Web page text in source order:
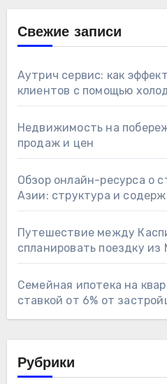
Свежие записи
Аутрич сервис: как
клиентов с помощью
Недвижимость на
продаж и цен
Обзор онлайн-ресурса о
Азии: структура и
Путешествие между
спланировать поездку из
Семейная ипотека на
ставкой от 6% от
Рубрики